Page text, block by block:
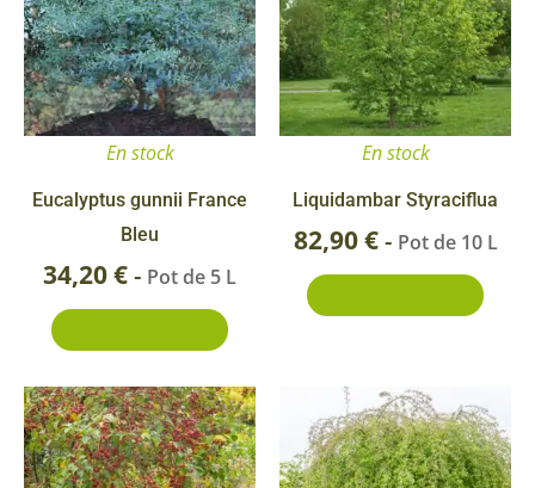
En stock
Eucalyptus gunnii France
Bleu
34,20€- Pot de 5 L
En stock
Liquidambar Styraciflua
82,90€- Pot de 10 L